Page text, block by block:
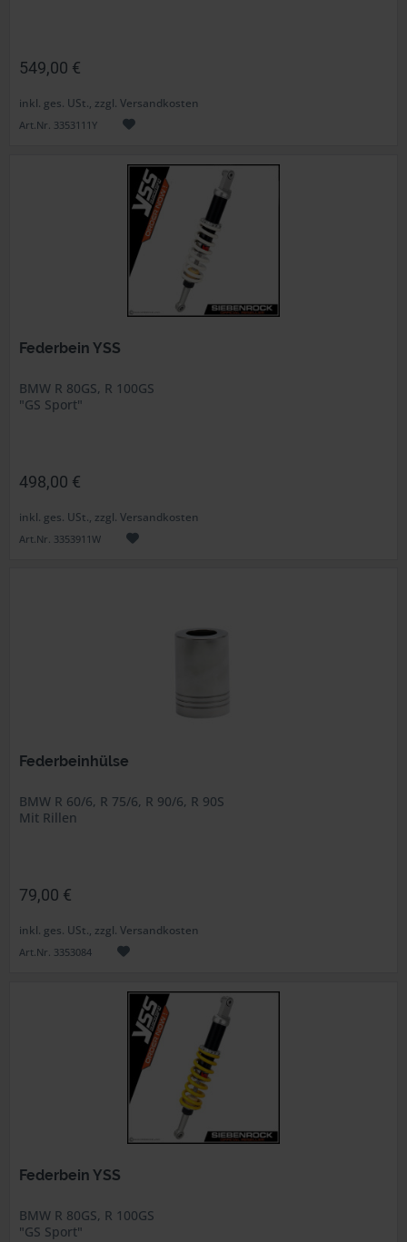
549,00 €
inkl. ges. USt., zzgl. Versandkosten
Art.Nr. 3353111Y
Federbein YSS
BMW R 80GS, R 100GS
"GS Sport"
498,00 €
inkl. ges. USt., zzgl. Versandkosten
Art.Nr. 3353911W
Federbeinhülse
BMW R 60/6, R 75/6, R 90/6, R 90S
Mit Rillen
79,00 €
inkl. ges. USt., zzgl. Versandkosten
Art.Nr. 3353084
Federbein YSS
BMW R 80GS, R 100GS
"GS Sport"